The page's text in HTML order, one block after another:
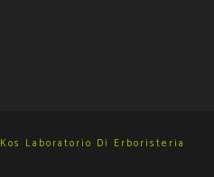
Kos Laboratorio Di Erboristeria